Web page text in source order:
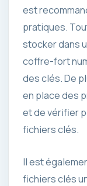
est
pratiques.
stocker dans
coffre-fort
des clés. De
en place des
et de vérifier
fichiers clés.
Il est
fichiers clés